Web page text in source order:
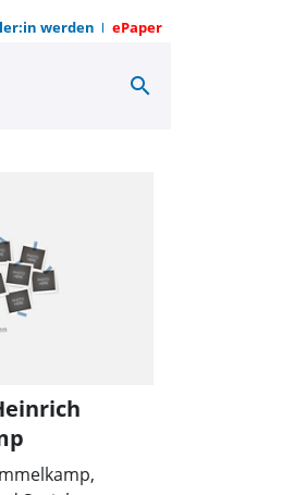
werden ePaper
search